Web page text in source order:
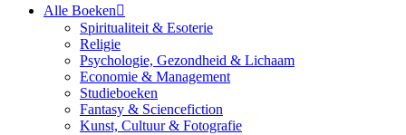
Alle Boeken
Spiritualiteit & Esoterie
Religie
Psychologie, Gezondheid & Lichaam
Economie & Management
Studieboeken
Fantasy & Sciencefiction
Kunst, Cultuur & Fotografie